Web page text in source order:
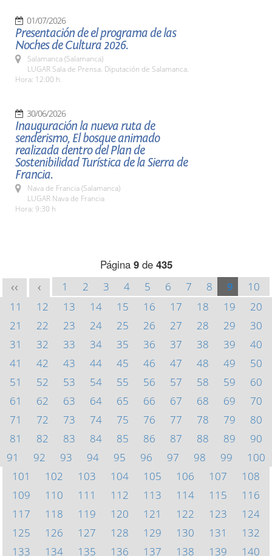
01/07/2026
Presentación de el programa de las
Noches de Cultura 2026.
Salamanca (Salamanca)
LUGAR Sala de Prensa. Diputación de Salamanca.
Hora: 12:00 h.
30/06/2026
Inauguración la nueva ruta de
senderismo, El bosque animado
realizada dentro del Plan de
Sostenibilidad Turística de la Sierra de
Francia.
Nava de Francia (Salamanca)
LUGAR Nava de Francia
Hora: 9:30 h
Página 9de 435
<< < 1 2 3 4 5 6 7 8 9
10
11
12 13 14 15 16 17 18 19
20
21
22 23 24 25 26 27 28 29
30
31
32 33 34 35 36 37 38 39
40
41
42 43 44 45 46 47 48 49
50
51
52 53 54 55 56 57 58 59
60
61
62 63 64 65 66 67 68 69
70
71
72 73 74 75 76 77 78 79
80
81
82 83 84 85 86 87 88 89
90
91
92 93 94 95 96 97 98 99
100
101
102 103 104 105 106 107
108
109
110 111 112 113 114 115
116
117
118 119 120 121 122 123
124
125
126 127 128 129 130 131
132
133
134 135 136 137 138 139
140